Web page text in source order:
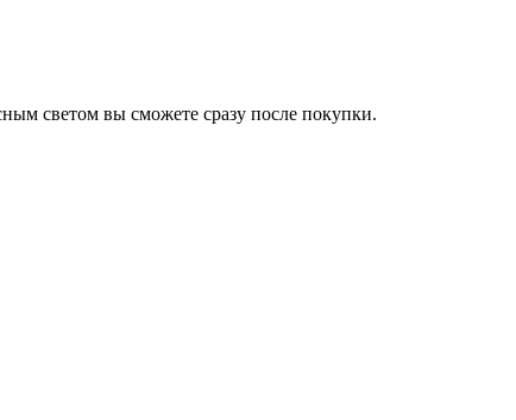
светом вы сможете сразу после покупки.